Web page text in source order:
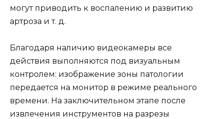
могут приводить к воспалению и развитию
артроза и т. д.
Благодаря наличию видеокамеры все
действия выполняются под визуальным
контролем: изображение зоны патологии
передается на монитор в режиме реального
времени. На заключительном этапе после
извлечения инструментов на разрезы